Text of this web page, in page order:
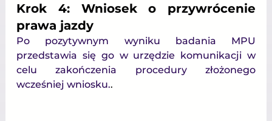
Krok 4: Wniosek o przywrócenie
prawa jazdy
Po pozytywnym wyniku badania MPU
przedstawia się go w urzędzie komunikacji w
celu zakończenia procedury złożonego
wcześniej wniosku..